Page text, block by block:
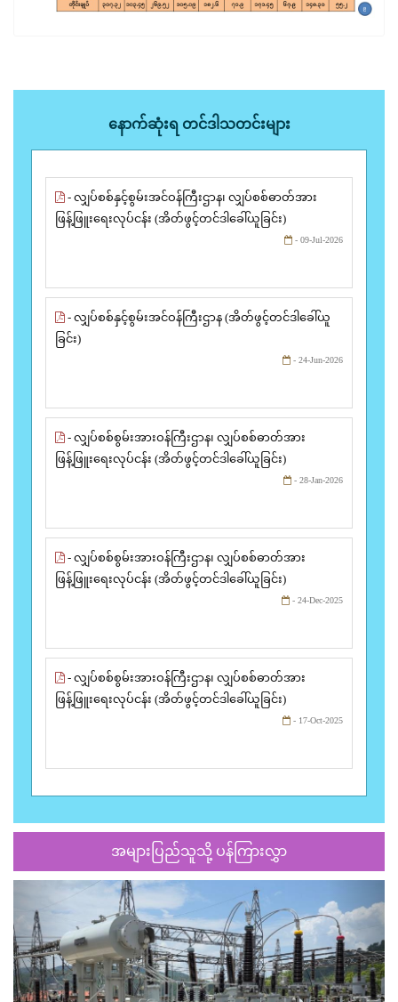
နောက်ဆုံးရ တင်ဒါသတင်းများ
- လျှပ်စစ်နှင့်စွမ်းအင်ဝန်ကြီးဌာန၊ လျှပ်စစ်ဓာတ်အား
ဖြန့်ဖြူးရေးလုပ်ငန်း (အိတ်ဖွင့်တင်ဒါခေါ်ယူခြင်း)
- 09-Jul-2026
- လျှပ်စစ်နှင့်စွမ်းအင်ဝန်ကြီးဌာန (အိတ်ဖွင့်တင်ဒါခေါ်ယူ
ခြင်း)
- 24-Jun-2026
- လျှပ်စစ်စွမ်းအားဝန်ကြီးဌာန၊ လျှပ်စစ်ဓာတ်အား
ဖြန့်ဖြူးရေးလုပ်ငန်း (အိတ်ဖွင့်တင်ဒါခေါ်ယူခြင်း)
- 28-Jan-2026
- လျှပ်စစ်စွမ်းအားဝန်ကြီးဌာန၊ လျှပ်စစ်ဓာတ်အား
ဖြန့်ဖြူးရေးလုပ်ငန်း (အိတ်ဖွင့်တင်ဒါခေါ်ယူခြင်း)
- 24-Dec-2025
- လျှပ်စစ်စွမ်းအားဝန်ကြီးဌာန၊ လျှပ်စစ်ဓာတ်အား
ဖြန့်ဖြူးရေးလုပ်ငန်း (အိတ်ဖွင့်တင်ဒါခေါ်ယူခြင်း)
- 17-Oct-2025
အများပြည်သူသို့ ပန်ကြားလွှာ
Previous